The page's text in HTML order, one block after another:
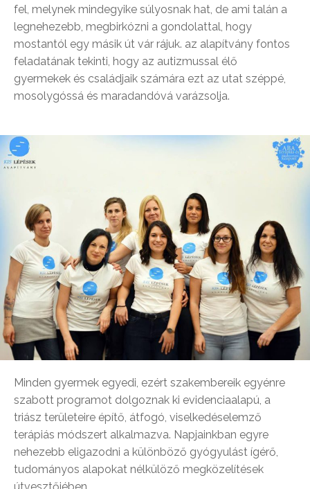
fel, melynek mindegyike súlyosnak hat, de ami talán a
legnehezebb, megbirkózni a gondolattal, hogy
mostantól egy másik út vár rájuk. az alapítvány fontos
feladatának tekinti, hogy az autizmussal élő
gyermekek és családjaik számára ezt az utat széppé,
mosolygóssá és maradandóvá varázsolja.
Minden gyermek egyedi, ezért szakembereik egyénre
szabott programot dolgoznak ki evidenciaalapú, a
triász területeire építő, átfogó, viselkedéselemző
terápiás módszert alkalmazva. Napjainkban egyre
nehezebb eligazodni a különböző gyógyulást ígérő,
tudományos alapokat nélkülöző megközelítések
útvesztőjében.